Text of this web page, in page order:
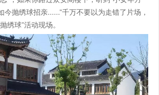
今抛绣球招亲......”千万不要以为走错了片场，
绣球”活动现场。